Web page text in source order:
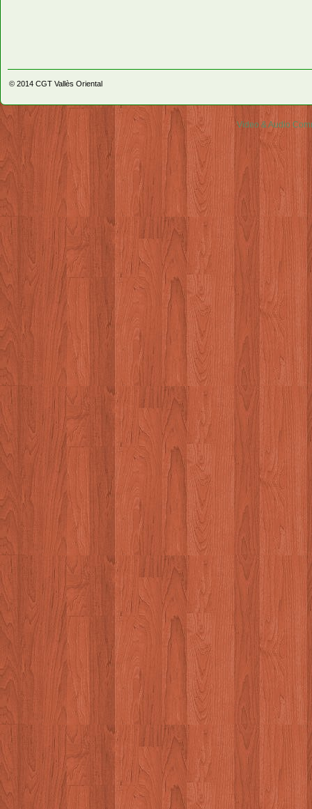
© 2014 CGT Vallès Oriental
Video & Audio